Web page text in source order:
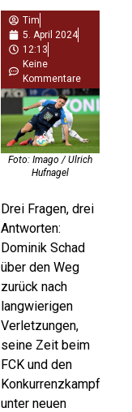
Tim
5. April 2024
12:13
Keine
Kommentare
Foto: Imago / Ulrich
Hufnagel
Drei Fragen, drei
Antworten:
Dominik Schad
über den Weg
zurück nach
langwierigen
Verletzungen,
seine Zeit beim
FCK und den
Konkurrenzkampf
unter neuen